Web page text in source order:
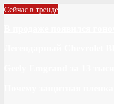
Сейчас в тренде